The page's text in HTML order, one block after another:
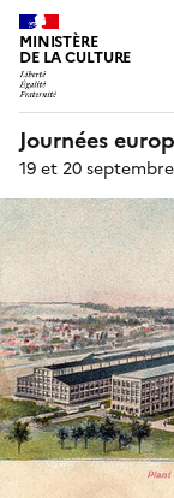
MINISTÈRE
DE LA CULTURE
Journées
19 et 20